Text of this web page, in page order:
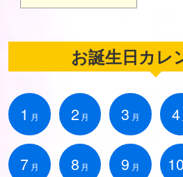
お誕生日カレ
1 月 2 月 3 月 4
7 月 8 月 9 月 10